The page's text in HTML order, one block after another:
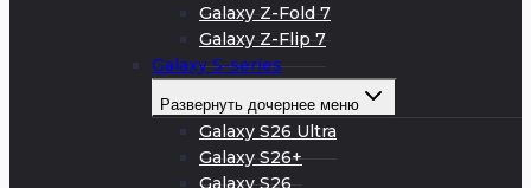
Galaxy Z-Fold 7
Galaxy Z-Flip 7
Galaxy S-series
Развернуть дочернее меню
Galaxy S26 Ultra
Galaxy S26+
Galaxy S26